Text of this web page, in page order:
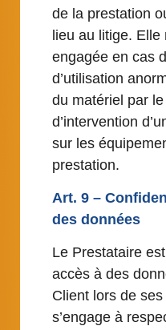
de la prestation
lieu au litige. Elle
engagée en cas
d’utilisation
du matériel par
d’intervention
sur les
prestation.
Art. 9 –
des données
Le Prestataire
accès à des
Client lors de ses
s’engage à